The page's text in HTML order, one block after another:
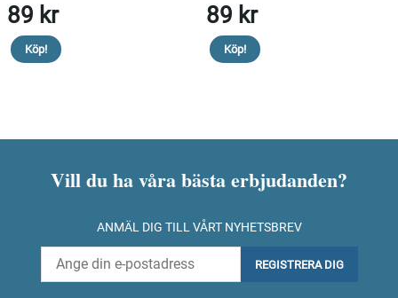
89 kr
Köp!
89 kr
Köp!
Vill du ha våra bästa erbjudanden?
ANMÄL DIG TILL VÅRT NYHETSBREV
REGISTRERA DIG